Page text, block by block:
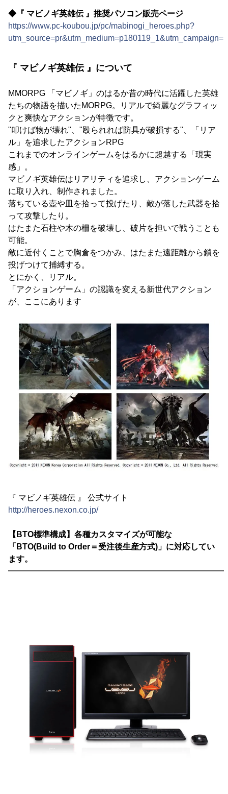
◆『 マビノギ英雄伝 』推奨パソコン販売ページ
https://www.pc-koubou.jp/pc/mabinogi_heroes.php?
『 マビノギ英雄伝 』について
MMORPG 「マビノギ」のはるか昔の時代に活躍した英雄
たちの物語を描いたMORPG。リアルで綺麗なグラフィッ
クと爽快なアクションが特徴です。
"叩けば物が壊れ"、"殴られれば防具が破損する"、「リア
ル」を追求したアクションRPG
これまでのオンラインゲームをはるかに超越する「現実
感」。
マビノギ英雄伝はリアリティを追求し、アクションゲーム
に取り入れ、制作されました。
落ちている壺や皿を拾って投げたり、敵が落した武器を拾
って攻撃したり。
はたまた石柱や木の柵を破壊し、破片を担いで戦うことも
可能。
敵に近付くことで胸倉をつかみ、はたまた遠距離から鎖を
投げつけて捕縛する。
とにかく、リアル。
「アクションゲーム」の認識を変える新世代アクション
が、ここにあります
『 マビノギ英雄伝 』 公式サイト
http://heroes.nexon.co.jp/
【BTO標準構成】各種カスタマイズが可能な
「BTO(Build to Order＝受注後生産方式)」に対応してい
ます。